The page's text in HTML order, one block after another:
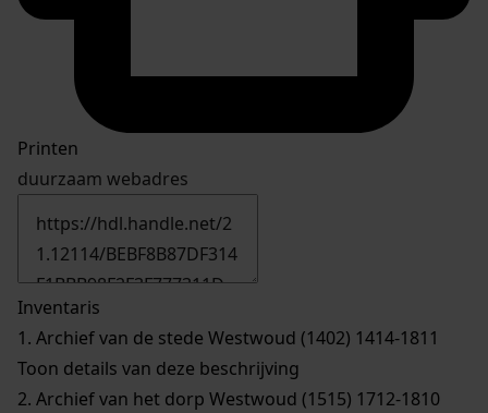
Printen
duurzaam webadres
Inventaris
1. Archief van de stede Westwoud (1402) 1414-1811
Toon details van deze beschrijving
2. Archief van het dorp Westwoud (1515) 1712-1810